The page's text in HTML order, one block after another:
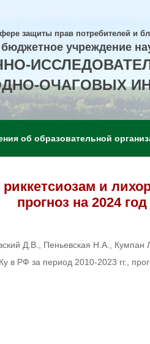
защиты прав потребителей и
учреждение
ОЧАГОВЫХ
об образовательной
и
прогноз на 2024 год
Д.В., Пеньевская Н.А., Кумпан
в РФ за период 2010-2023 гг.,